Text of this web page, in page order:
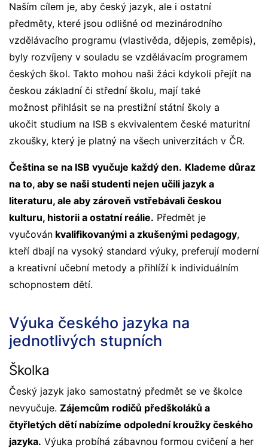
Naším cílem je, aby český jazyk, ale i ostatní
předměty, které jsou odlišné od mezinárodního
vzdělávacího programu (vlastivěda, dějepis, zeměpis),
byly rozvíjeny v souladu se vzdělávacím programem
českých škol. Takto mohou naši žáci kdykoli přejít na
českou základní či střední školu, mají také
možnost přihlásit se na prestižní státní školy a
ukočit studium na ISB s ekvivalentem české maturitní
zkoušky, který je platný na všech univerzitách v ČR.
Čeština se na ISB vyučuje každý den. Klademe důraz
na to, aby se naši studenti nejen učili jazyk a
literaturu, ale aby zároveň vstřebávali českou
kulturu, historii a ostatní reálie. Předmět je
vyučován kvalifikovanými a zkušenými pedagogy,
kteří dbají na vysoký standard výuky, preferují moderní
a kreativní učební metody a přihlíží k individuálním
schopnostem dětí.
Výuka českého jazyka na
jednotlivých stupních
Školka
Český jazyk jako samostatný předmět se ve školce
nevyučuje. Zájemcům rodičů předškoláků a
čtyřletých dětí nabízíme odpolední kroužky českého
jazyka. Výuka probíhá zábavnou formou cvičení a her